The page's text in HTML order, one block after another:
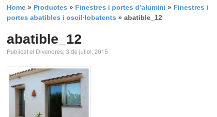
Home » Productes » Finestres i portes d’alumini » Finestres i
portes abatibles i oscil·lobatents » abatible_12
abatible_12
Publicat el Divendres, 3 de juliol, 2015